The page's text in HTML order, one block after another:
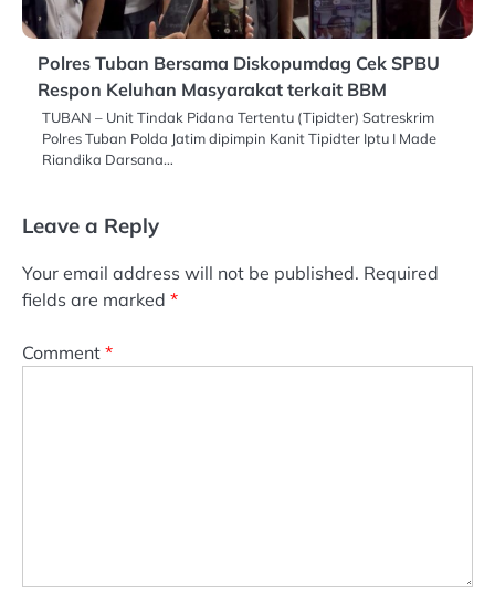
Polres Tuban Bersama Diskopumdag Cek SPBU
Respon Keluhan Masyarakat terkait BBM
TUBAN – Unit Tindak Pidana Tertentu (Tipidter) Satreskrim
Polres Tuban Polda Jatim dipimpin Kanit Tipidter Iptu I Made
Riandika Darsana…
Leave a Reply
Your email address will not be published. Required
fields are marked *
Comment *